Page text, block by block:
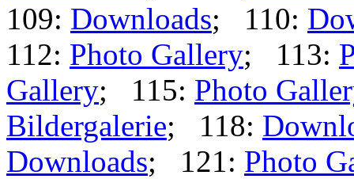
109: Downloads; 110:
112: Photo Gallery; 113:
Gallery; 115: Photo
Bildergalerie; 118:
Downloads; 121: Photo